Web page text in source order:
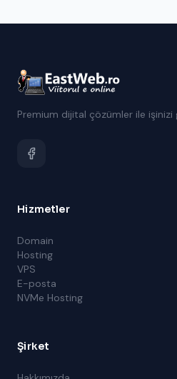
Premium dijital çözümler ile işinizi
Hizmetler
Domain
Hosting
VPS
E-posta
NVMe Hosting
Şirket